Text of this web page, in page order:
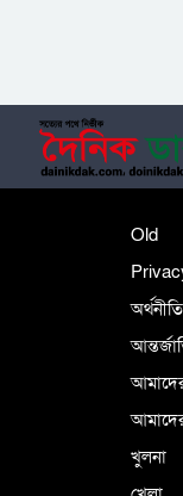
Old
অর্থনীতি
খুলনা